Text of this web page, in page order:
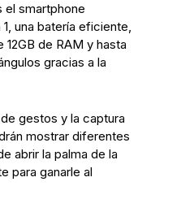
el smartphone
una batería eficiente,
de RAM y hasta
gracias a la
gestos y la captura
mostrar diferentes
abrir la palma de la
para ganarle al